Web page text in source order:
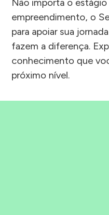
empreendimento, o
para apoiar sua
fazem a diferença.
conhecimento que
próximo nível.